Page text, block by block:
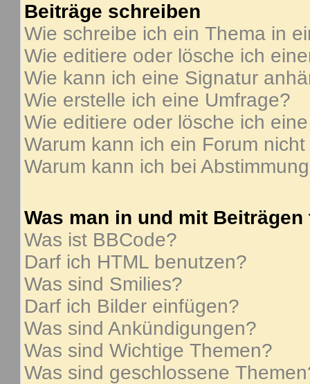
Beiträge schreiben
Wie schreibe ich ein Thema in
Wie editiere oder lösche ich
Wie kann ich eine Signatur
Wie erstelle ich eine Umfrage?
Wie editiere oder lösche ich
Warum kann ich ein Forum
Warum kann ich bei
Was man in und mit Beiträgen
Was ist BBCode?
Darf ich HTML benutzen?
Was sind Smilies?
Darf ich Bilder einfügen?
Was sind Ankündigungen?
Was sind Wichtige Themen?
Was sind geschlossene